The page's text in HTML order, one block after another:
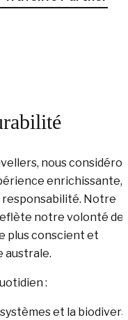
nous
enrichissante,
Notre
notre volonté de
plus conscient et
australe.
:
et la